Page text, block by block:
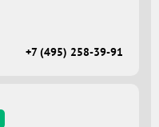
+7 (495) 258-39-91